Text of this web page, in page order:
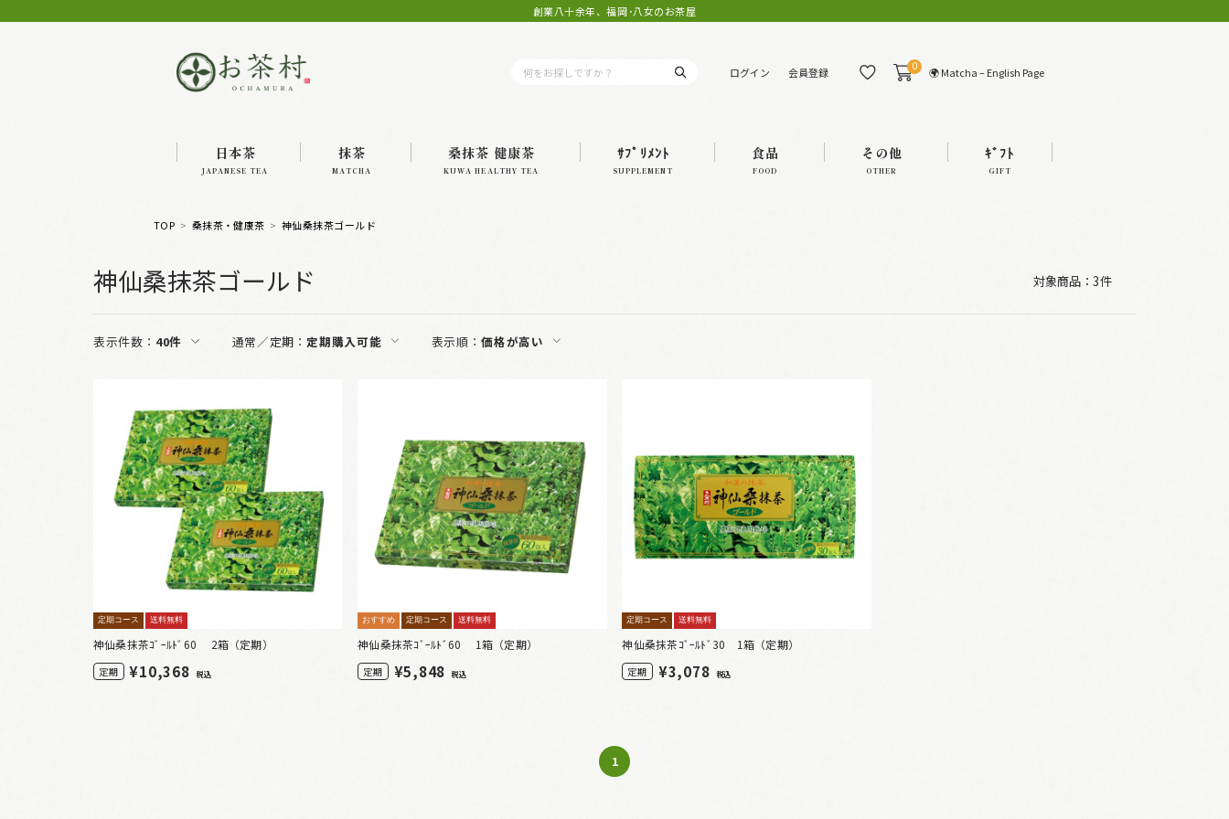
創業八十余年、福岡･八女のお茶屋
ログイン 会員登録 0 🌍 Matcha – English Page
日本茶
JAPANESE TEA
抹茶
MATCHA
桑抹茶 健康茶
KUWA HEALTHY TEA
ｻﾌﾟﾘﾒﾝﾄ
SUPPLEMENT
食品
FOOD
その他
OTHER
ｷﾞﾌﾄ
GIFT
TOP 桑抹茶・健康茶 神仙桑抹茶ゴールド
神仙桑抹茶ゴールド 対象商品：3件
表示件数： 40件 通常／定期：定期購入可能 表示順：価格が高い
定期コース 送料無料
神仙桑抹茶ｺﾞｰﾙﾄﾞ60 2箱（定期）
定期 ¥10,368 税込
おすすめ 定期コース 送料無料
神仙桑抹茶ｺﾞｰﾙﾄﾞ60 1箱（定期）
定期 ¥5,848 税込
定期コース 送料無料
神仙桑抹茶ｺﾞｰﾙﾄﾞ30 1箱（定期）
定期 ¥3,078 税込
1